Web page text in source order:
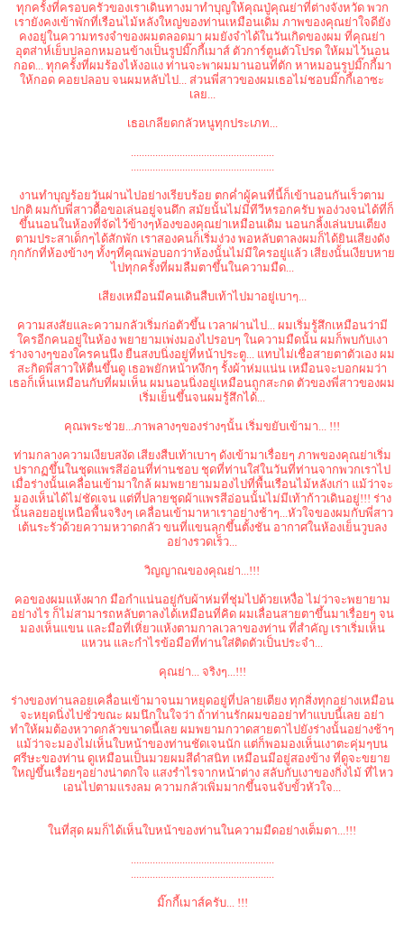
ทุกครั้งที่ครอบครัวของเราเดินทางมาทำบุญให้คุณปู่คุณย่าที่ต่างจังหวัด พวก
เรายังคงเข้าพักที่เรือนไม้หลังใหญ่ของท่านเหมือนเดิม ภาพของคุณย่าใจดียัง
คงอยู่ในความทรงจำของผมตลอดมา ผมยังจำได้ในวันเกิดของผม ที่คุณย่า
อุตส่าห์เย็บปลอกหมอนข้างเป็นรูปมิ๊กกี้เมาส์ ตัวการ์ตูนตัวโปรด ให้ผมไว้นอน
กอด... ทุกครั้งที่ผมร้องไห้งอแง ท่านจะพาผมมานอนที่ตัก หาหมอนรูปมิ๊กกี้มา
ให้กอด คอยปลอบ จนผมหลับไป... ส่วนพี่สาวของผมเธอไม่ชอบมิ๊กกี้เอาซะ
เลย...
เธอเกลียดกลัวหนูทุกประเภท...
.....................................................
.....................................................
งานทำบุญร้อยวันผ่านไปอย่างเรียบร้อย ตกค่ำผู้คนที่นี้ก็เข้านอนกันเร็วตาม
ปกติ ผมกับพี่สาวดื้อขอเล่นอยู่จนดึก สมัยนั้นไม่มีทีวีหรอกครับ พอง่วงจนได้ที่ก็
ขึ้นนอนในห้องที่จัดไว้ข้างๆห้องของคุณย่าเหมือนเดิม นอนกลิ้งเล่นบนเตียง
ตามประสาเด็กๆได้สักพัก เราสองคนก็เริ่มง่วง พอหลับตาลงผมก็ได้ยินเสียงดัง
กุกกักที่ห้องข้างๆ ทั้งๆที่คุณพ่อบอกว่าห้องนั้นไม่มีใครอยู่แล้ว เสียงนั้นเงียบหาย
ไปทุกครั้งที่ผมลืมตาขึ้นในความมืด...
เสียงเหมือนมีคนเดินสืบเท้าไปมาอยู่เบาๆ...
ความสงสัยและความกลัวเริ่มก่อตัวขึ้น เวลาผ่านไป... ผมเริ่มรู้สึกเหมือนว่ามี
ใครอีกคนอยู่ในห้อง พยายามเพ่งมองไปรอบๆ ในความมืดนั้น ผมก็พบกับเงา
ร่างจางๆของใครคนนึง ยืนสงบนิ่งอยู่ที่หน้าประตู... แทบไม่เชื่อสายตาตัวเอง ผม
สะกิดพี่สาวให้ตื่นขึ้นดู เธอพยักหน้าหงึกๆ รั้งผ้าห่มแน่น เหมือนจะบอกผมว่า
เธอก็เห็นเหมือนกับที่ผมเห็น ผมนอนนิ่งอยู่เหมือนถูกสะกด ตัวของพี่สาวของผม
เริ่มเย็นขึ้นจนผมรู้สึกได้...
คุณพระช่วย...ภาพลางๆของร่างๆนั้น เริ่มขยับเข้ามา... !!!
ท่ามกลางความเงียบสงัด เสียงสืบเท้าเบาๆ ดังเข้ามาเรื่อยๆ ภาพของคุณย่าเริ่ม
ปรากฏขึ้นในชุดแพรสีอ่อนที่ท่านชอบ ชุดที่ท่านใส่ในวันที่ท่านจากพวกเราไป
เมื่อร่างนั้นเคลื่อนเข้ามาใกล้ ผมพยายามมองไปที่พื้นเรือนไม้หลังเก่า แม้ว่าจะ
มองเห็นได้ไม่ชัดเจน แต่ที่ปลายชุดผ้าแพรสีอ่อนนั้นไม่มีเท้าก้าวเดินอยู่!!! ร่าง
นั้นลอยอยู่เหนือพื้นจริงๆ เคลื่อนเข้ามาหาเราอย่างช้าๆ...หัวใจของผมกับพี่สาว
เต้นระรัวด้วยความหวาดกลัว ขนที่แขนลุกขึ้นตั้งชัน อากาศในห้องเย็นวูบลง
อย่างรวดเร็ว...
วิญญาณของคุณย่า...!!!
คอของผมแห้งผาก มือกำแน่นอยู่กับผ้าห่มที่ชุ่มไปด้วยเหงื่อ ไม่ว่าจะพยายาม
อย่างไร ก็ไม่สามารถหลับตาลงได้เหมือนที่คิด ผมเลื่อนสายตาขึ้นมาเรื่อยๆ จน
มองเห็นแขน และมือที่เหิ่ยวแห้งตามกาลเวลาของท่าน ที่สำคัญ เราเริ่มเห็น
แหวน และกำไรข้อมือที่ท่านใส่ติดตัวเป็นประจำ...
คุณย่า... จริงๆ...!!!
ร่างของท่านลอยเคลื่อนเข้ามาจนมาหยุดอยู่ที่ปลายเตียง ทุกสิ่งทุกอย่างเหมือน
จะหยุดนิ่งไปชั่วขณะ ผมนึกในใจว่า ถ้าท่านรักผมขออย่าทำแบบนี้เลย อย่า
ทำให้ผมต้องหวาดกลัวขนาดนี้เลย ผมพยามกวาดสายตาไปยังร่างนั้นอย่างช้าๆ
แม้ว่าจะมองไม่เห็นใบหน้าของท่านชัดเจนนัก แต่ก็พอมองเห็นเงาตะคุ่มๆบน
ศรีษะของท่าน ดูเหมือนเป็นมวยผมสีดำสนิท เหมือนมีอยู่สองข้าง ที่ดูจะขยาย
ใหญ่ขึ้นเรื่อยๆอย่างน่าตกใจ แสงรำไรจากหน้าต่าง สลับกับเงาของกิ่งไม้ ที่ไหว
เอนไปตามแรงลม ความกลัวเพิ่มมากขึ้นจนจับขั้วหัวใจ...
ในที่สุด ผมก็ได้เห็นใบหน้าของท่านในความมืดอย่างเต็มตา...!!!
.....................................................
.....................................................
มิ๊กกี้เมาส์ครับ... !!!